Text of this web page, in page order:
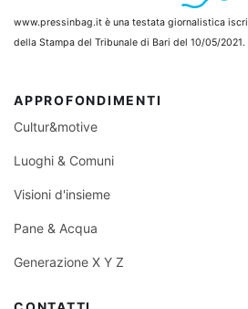
www.pressinbag.it è una testata giornalistica
della Stampa del Tribunale di Bari del 10/05/2021.
APPROFONDIMENTI
Cultur&motive
Luoghi & Comuni
Visioni d'insieme
Pane & Acqua
Generazione X Y Z